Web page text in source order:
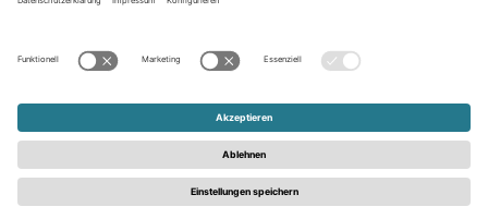
Impressum
Hinweisgebersystem
AGB
© 2026 - Schattdecor | Alle Rechte vorbehalten